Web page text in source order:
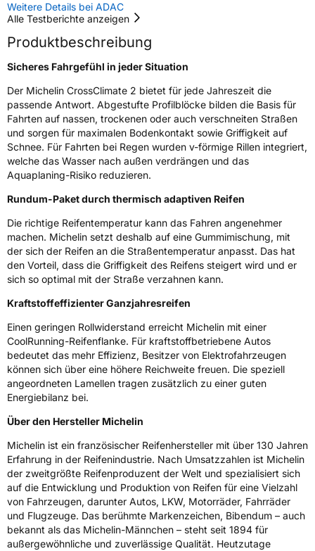
PNEUMATIQUES MICHELIN, place des
Ferrand Frankreich, contact@tc.michelin.eu
Weitere Details bei ADAC
Alle Testberichte anzeigen
Produktbeschreibung
Sicheres Fahrgefühl in jeder Situation
Der Michelin CrossClimate 2 bietet für jede Jahreszeit die
passende Antwort. Abgestufte Profilblöcke bilden die Basis für
Fahrten auf nassen, trockenen oder auch verschneiten Straßen
und sorgen für maximalen Bodenkontakt sowie Griffigkeit auf
Schnee. Für Fahrten bei Regen wurden v-förmige Rillen integriert,
welche das Wasser nach außen verdrängen und das
Aquaplaning-Risiko reduzieren.
Rundum-Paket durch thermisch adaptiven Reifen
Die richtige Reifentemperatur kann das Fahren angenehmer
machen. Michelin setzt deshalb auf eine Gummimischung, mit
der sich der Reifen an die Straßentemperatur anpasst. Das hat
den Vorteil, dass die Griffigkeit des Reifens steigert wird und er
sich so optimal mit der Straße verzahnen kann.
Kraftstoffeffizienter Ganzjahresreifen
Einen geringen Rollwiderstand erreicht Michelin mit einer
CoolRunning-Reifenflanke. Für kraftstoffbetriebene Autos
bedeutet das mehr Effizienz, Besitzer von Elektrofahrzeugen
können sich über eine höhere Reichweite freuen. Die speziell
angeordneten Lamellen tragen zusätzlich zu einer guten
Energiebilanz bei.
Über den Hersteller Michelin
Michelin ist ein französischer Reifenhersteller mit über 130 Jahren
Erfahrung in der Reifenindustrie. Nach Umsatzzahlen ist Michelin
der zweitgrößte Reifenproduzent der Welt und spezialisiert sich
auf die Entwicklung und Produktion von Reifen für eine Vielzahl
von Fahrzeugen, darunter Autos, LKW, Motorräder, Fahrräder
und Flugzeuge. Das berühmte Markenzeichen, Bibendum – auch
bekannt als das Michelin-Männchen – steht seit 1894 für
außergewöhnliche und zuverlässige Qualität. Heutzutage